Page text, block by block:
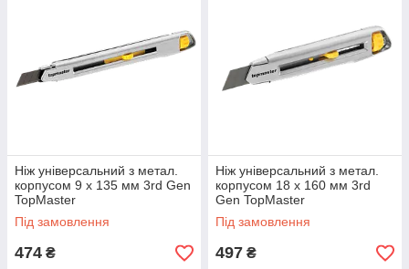
Ніж універсальний з метал.
корпусом 9 х 135 мм 3rd Gen
TopMaster
Під замовлення
474 ₴
Ніж універсальний з метал.
корпусом 18 х 160 мм 3rd
Gen TopMaster
Під замовлення
497 ₴